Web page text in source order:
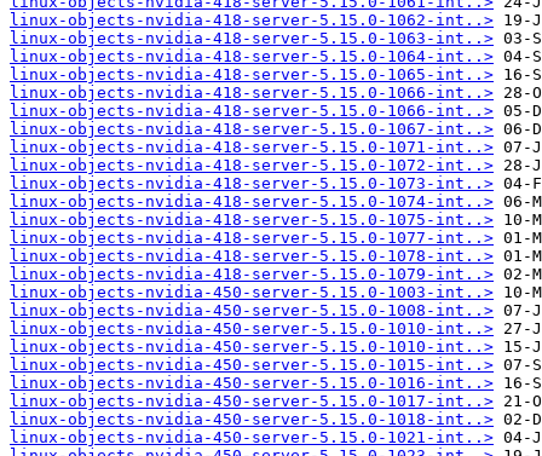
linux-objects-nvidia-418-server-5.15.0-1062-int..>
linux-objects-nvidia-418-server-5.15.0-1063-int..>
linux-objects-nvidia-418-server-5.15.0-1064-int..>
linux-objects-nvidia-418-server-5.15.0-1065-int..>
linux-objects-nvidia-418-server-5.15.0-1066-int..>
linux-objects-nvidia-418-server-5.15.0-1066-int..>
linux-objects-nvidia-418-server-5.15.0-1067-int..>
linux-objects-nvidia-418-server-5.15.0-1071-int..>
linux-objects-nvidia-418-server-5.15.0-1072-int..>
linux-objects-nvidia-418-server-5.15.0-1073-int..>
linux-objects-nvidia-418-server-5.15.0-1074-int..>
linux-objects-nvidia-418-server-5.15.0-1075-int..>
linux-objects-nvidia-418-server-5.15.0-1077-int..>
linux-objects-nvidia-418-server-5.15.0-1078-int..>
linux-objects-nvidia-418-server-5.15.0-1079-int..>
linux-objects-nvidia-450-server-5.15.0-1003-int..>
linux-objects-nvidia-450-server-5.15.0-1008-int..>
linux-objects-nvidia-450-server-5.15.0-1010-int..>
linux-objects-nvidia-450-server-5.15.0-1010-int..>
linux-objects-nvidia-450-server-5.15.0-1015-int..>
linux-objects-nvidia-450-server-5.15.0-1016-int..>
linux-objects-nvidia-450-server-5.15.0-1017-int..>
linux-objects-nvidia-450-server-5.15.0-1018-int..>
linux-objects-nvidia-450-server-5.15.0-1021-int..>